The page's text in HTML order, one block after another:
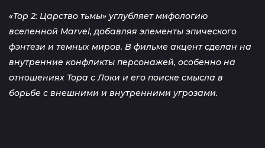
«Тор 2: Царство тьмы» углубляет мифологию
вселенной Marvel, добавляя элементы эпического
фэнтези и темных миров. В фильме акцент сделан на
внутренние конфликты персонажей, особенно на
отношениях Тора с Локи и его поиске смысла в
борьбе с внешними и внутренними угрозами.